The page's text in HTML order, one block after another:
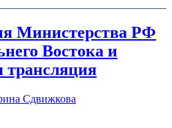
Министерства РФ
Востока и
Сдвижкова